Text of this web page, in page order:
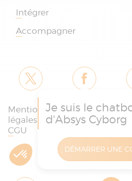
Intégrer
Accompagner
Copyright © Absys Cyborg -
Mentions
légales et
CGU
Politique des
cookies et de
Je suis le
d'Absys Cyborg
DÉMARRER UNE